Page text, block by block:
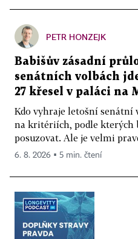
PETR HONZEJK
Babišův zásadní
senátních volbách
27 křesel v paláci na
Kdo vyhraje letošní senátní
na kritériích, podle kterých
posuzovat. Ale je velmi
6. 8. 2026 ▪ 5 min. čtení